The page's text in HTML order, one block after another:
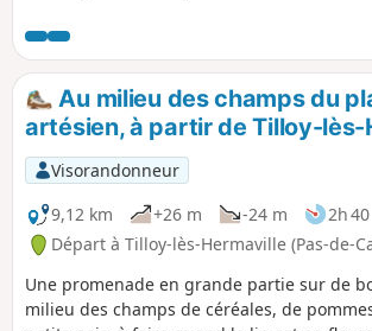
dépasser les 22 km (voir dans les infos
Au milieu des champs du
artésien, à partir de Tilloy-lès-
Visorandonneur
9,12 km
+26 m -24 m 2h 40
Départ à Tilloy-lès-Hermaville (Pas-de-
Une promenade en grande partie sur de
milieu des champs de céréales, de